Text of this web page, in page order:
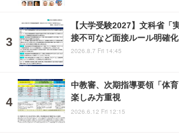
【大学受験2027】文科省「
接不可など面接ルール明確化
2026.8.7 Fri 14:45
中教審、次期指導要領「体
楽しみ方重視
2026.6.12 Fri 12:15